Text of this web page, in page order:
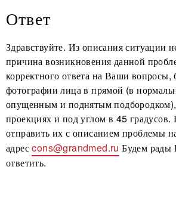
Ответ
Здравствуйте. Из описания ситуации
причина возникновения данной
корректного ответа на Ваши
фотографии лица в прямой (в
опущенным и поднятым
проекциях и под углом в 45
отправить их с описанием проблемы
адресcons@grandmed.ru Будем рады
ответить.